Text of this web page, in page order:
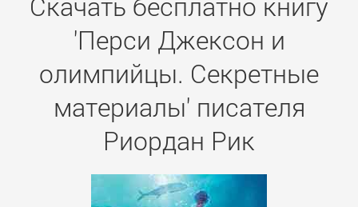
'Перси Джексон и
олимпийцы. Секретные
материалы' писателя
Риордан Рик